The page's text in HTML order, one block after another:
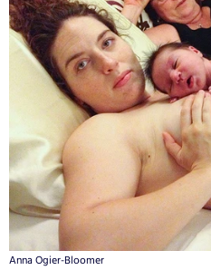
Anna Ogier-Bloomer